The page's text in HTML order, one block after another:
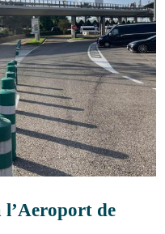
de